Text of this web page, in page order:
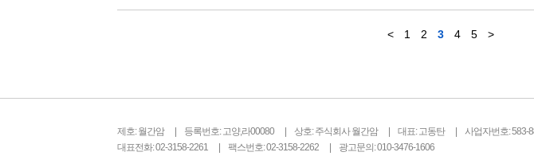
구진...
< 1 2 3 4 5 >
제호: 월간암 등록번호: 고양,라00080 상호: 주식회사 월간암 대표: 고동탄 사업자번호: 583-
대표전화: 02-3158-2261
팩스번호: 02-3158-2262 광고문의: 010-3476-1606